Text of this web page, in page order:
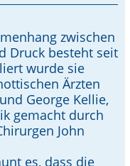
zwischen
Druck besteht seit
wurde sie
Ärzten
George Kellie,
gemacht durch
John
es, dass die